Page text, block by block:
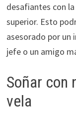
desafiantes con
superior. Esto
asesorado por un
jefe o un amigo
Soñar con
vela